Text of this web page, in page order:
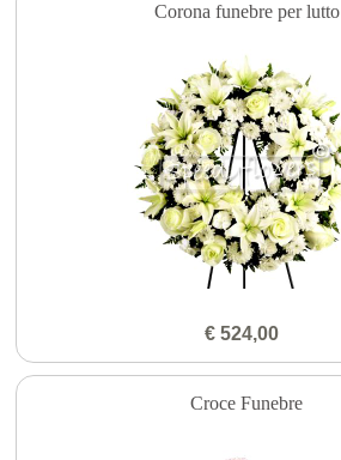
Corona funebre per lutto
€ 524,00
Croce Funebre